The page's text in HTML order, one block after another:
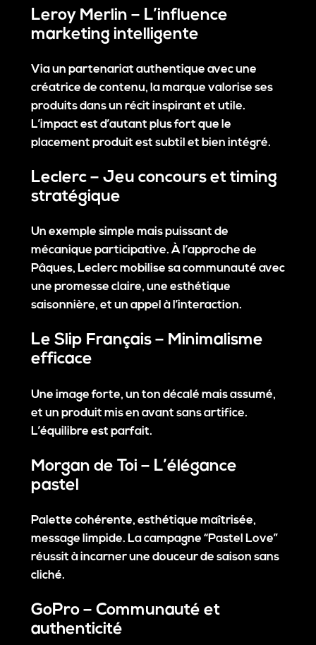
Leroy Merlin – L’influence
marketing intelligente
Via un partenariat authentique avec une
créatrice de contenu, la marque valorise ses
produits dans un récit inspirant et utile.
L’impact est d’autant plus fort que le
placement produit est subtil et bien intégré.
Leclerc – Jeu concours et timing
stratégique
Un exemple simple mais puissant de
mécanique participative. À l’approche de
Pâques, Leclerc mobilise sa communauté avec
une promesse claire, une esthétique
saisonnière, et un appel à l’interaction.
Le Slip Français – Minimalisme
efficace
Une image forte, un ton décalé mais assumé,
et un produit mis en avant sans artifice.
L’équilibre est parfait.
Morgan de Toi – L’élégance
pastel
Palette cohérente, esthétique maîtrisée,
message limpide. La campagne “Pastel Love”
réussit à incarner une douceur de saison sans
cliché.
GoPro – Communauté et
authenticité